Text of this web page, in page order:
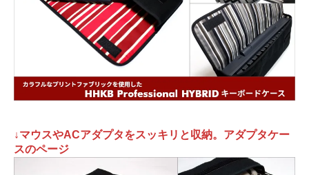
↓マウスやACアダプタをスッキリと収納。アダプタケー
スのページ